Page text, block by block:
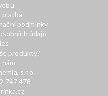
platba
podmínky
údajů
produkty?
s.r.o.
747 478